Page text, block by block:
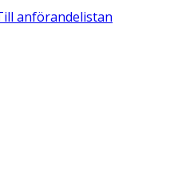
anförandelistan